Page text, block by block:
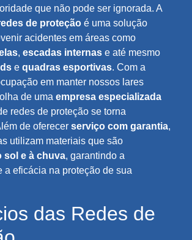
que não pode ser ignorada. A
de proteção é uma solução
acidentes em áreas como
, escadas internas e até mesmo
e quadras esportivas. Com a
em manter nossos lares
de uma empresa especializada
redes de proteção se torna
de oferecer serviço com garantia,
utilizam materiais que são
sol e à chuva, garantindo a
a eficácia na proteção de sua
das Redes de